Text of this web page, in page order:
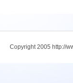
Copyright 2005 http://